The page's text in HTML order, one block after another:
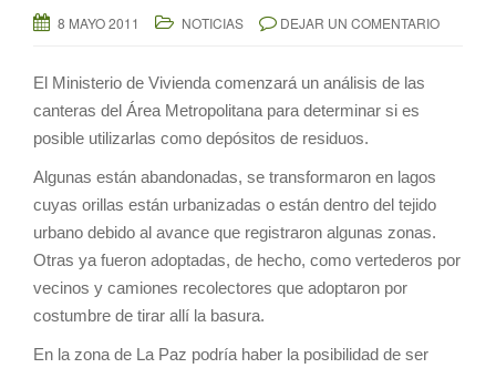
8 MAYO 2011 NOTICIAS DEJAR UN COMENTARIO
El Ministerio de Vivienda comenzará un análisis de las
canteras del Área Metropolitana para determinar si es
posible utilizarlas como depósitos de residuos.
Algunas están abandonadas, se transformaron en lagos
cuyas orillas están urbanizadas o están dentro del tejido
urbano debido al avance que registraron algunas zonas.
Otras ya fueron adoptadas, de hecho, como vertederos por
vecinos y camiones recolectores que adoptaron por
costumbre de tirar allí la basura.
En la zona de La Paz podría haber la posibilidad de ser